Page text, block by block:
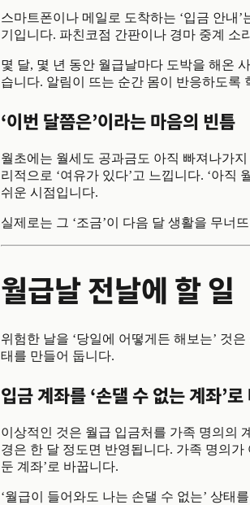
스마트폰이나 메일로 도착하는 ‘입금 안내
기입니다. 파친코점 간판이나 경마 중계 소
몇 달, 몇 년 동안 월급날마다 도박을 해온
습니다. 알림이 뜨는 순간 몸이 반응하도록
‘이번 달쯤은’이라는 마음의 빈틈
월초에는 월세도 공과금도 아직 빠져나가
리적으로 ‘여유가 있다’고 느낍니다. ‘아직
쉬운 시점입니다.
실제로는 그 ‘조금’이 다음 달 생활을 무너
월급날 전날에 할 일
위험한 날을 ‘당일에 어떻게든 해보는’ 것
태를 만들어 둡니다.
입금 계좌를 ‘손댈 수 없는 계좌’
이상적인 것은 월급 입금처를 가족 명의의
경은 한 달 정도면 반영됩니다. 가족 명의
둔 계좌’로 바꿉니다.
‘월급이 들어와도 나는 손댈 수 없는’ 상태